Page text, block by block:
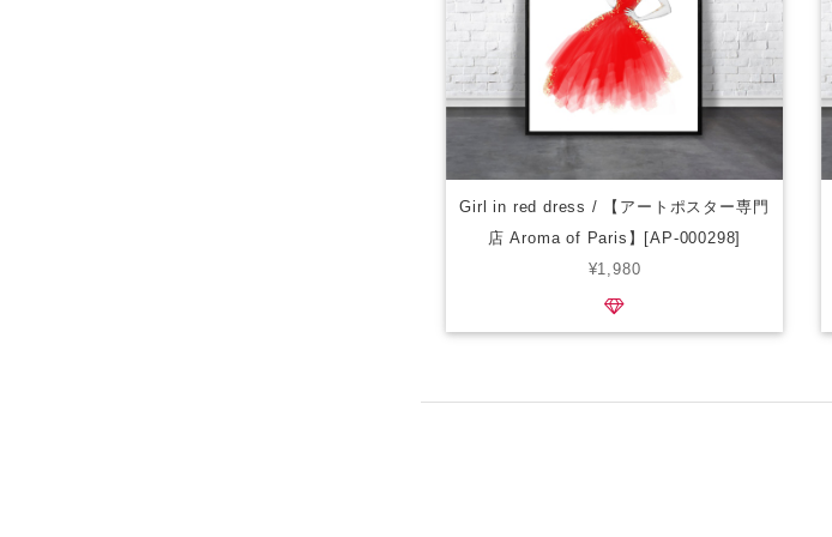
Girl in red dress / 【アートポスター専門
店 Aroma of Paris】[AP-000298]
¥1,980